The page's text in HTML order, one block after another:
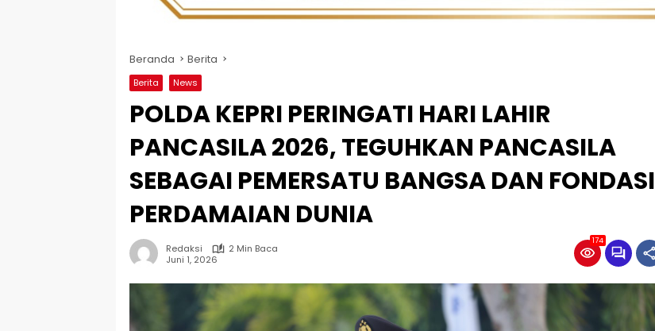
Beranda Berita
Berita News
POLDA KEPRI PERINGATI HARI LAHIR
PANCASILA 2026, TEGUHKAN PANCASILA
SEBAGAI PEMERSATU BANGSA DAN FONDASI
PERDAMAIAN DUNIA
Redaksi
2 Min Baca
Juni 1, 2026
174